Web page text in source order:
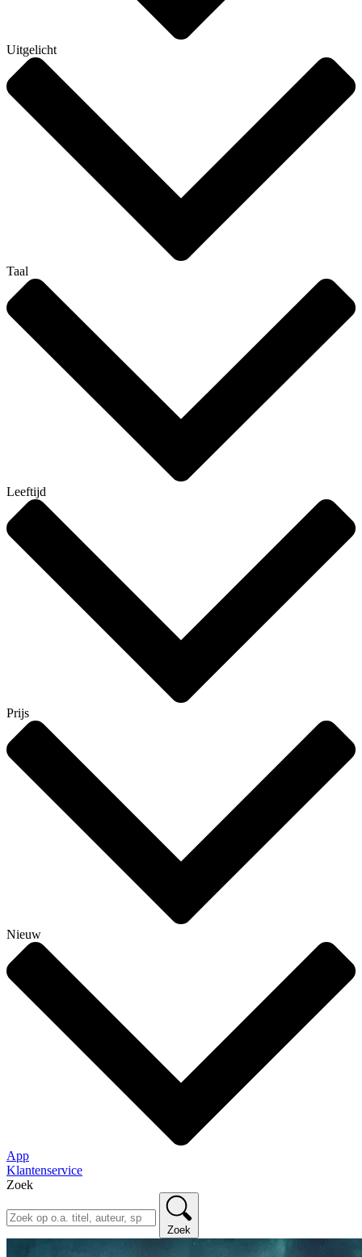
Uitgelicht
Taal
Leeftijd
Prijs
Nieuw
App
Klantenservice
Zoek
Zoek